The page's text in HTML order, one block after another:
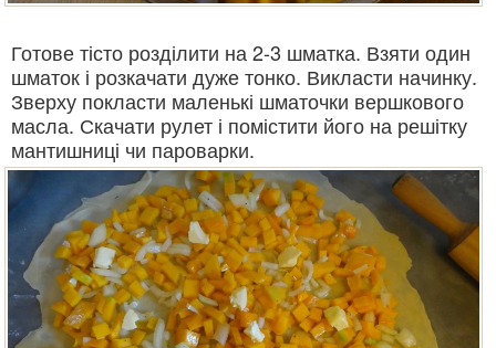
Готове тісто розділити на 2-3 шматка. Взяти один
шматок і розкачати дуже тонко. Викласти начинку.
Зверху покласти маленькі шматочки вершкового
масла. Скачати рулет і помістити його на решітку
мантишниці чи пароварки.